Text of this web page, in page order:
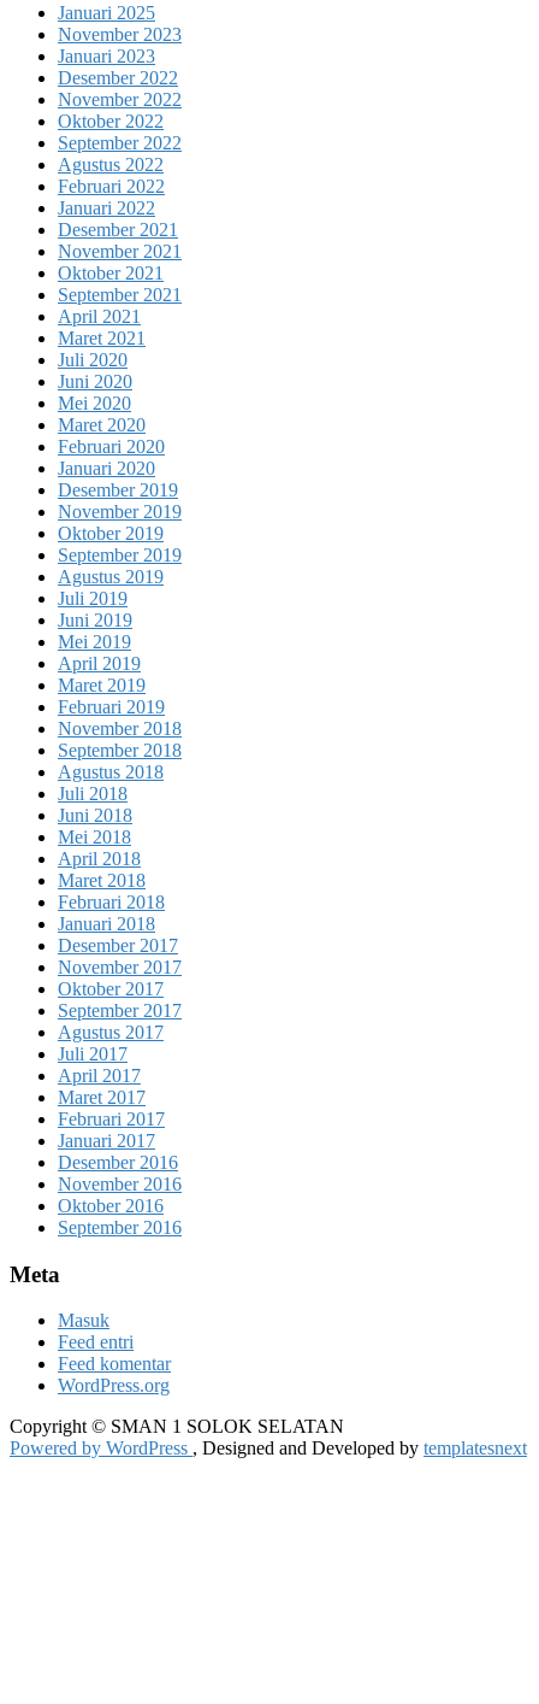
Januari 2025
November 2023
Januari 2023
Desember 2022
November 2022
Oktober 2022
September 2022
Agustus 2022
Februari 2022
Januari 2022
Desember 2021
November 2021
Oktober 2021
September 2021
April 2021
Maret 2021
Juli 2020
Juni 2020
Mei 2020
Maret 2020
Februari 2020
Januari 2020
Desember 2019
November 2019
Oktober 2019
September 2019
Agustus 2019
Juli 2019
Juni 2019
Mei 2019
April 2019
Maret 2019
Februari 2019
November 2018
September 2018
Agustus 2018
Juli 2018
Juni 2018
Mei 2018
April 2018
Maret 2018
Februari 2018
Januari 2018
Desember 2017
November 2017
Oktober 2017
September 2017
Agustus 2017
Juli 2017
April 2017
Maret 2017
Februari 2017
Januari 2017
Desember 2016
November 2016
Oktober 2016
September 2016
Meta
Masuk
Feed entri
Feed komentar
WordPress.org
Copyright © SMAN 1 SOLOK SELATAN
Powered by WordPress , Designed and Developed by templatesnext